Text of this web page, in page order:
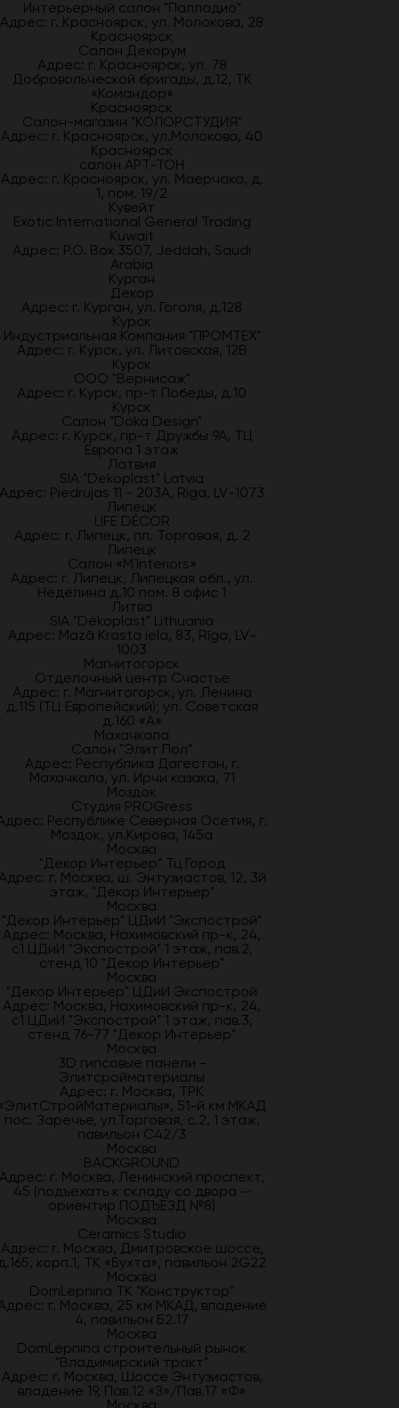
Интерьерный салон "Палладио"
Адрес: г. Красноярск, ул. Молокова, 28
Красноярск
Салон Декорум
Адрес: г. Красноярск, ул. 78
Добровольческой бригады, д.12, ТК
«Командор»
Красноярск
Салон-магазин "КОЛОРСТУДИЯ"
Адрес: г. Красноярск, ул.Молокова, 40
Красноярск
салон АРТ-ТОН
Адрес: г. Красноярск, ул. Маерчака, д.
1, пом. 19/2
Кувейт
Exotic International General Trading
Kuwait
Адрес: P.O. Box 3507, Jeddah, Saudi
Arabia
Курган
Декор
Адрес: г. Курган, ул. Гоголя, д.128
Курск
Индустриальная Компания "ПРОМТЕХ"
Адрес: г. Курск, ул. Литовская, 12В
Курск
ООО "Вернисаж"
Адрес: г. Курск, пр-т Победы, д.10
Курск
Салон "Doka Design"
Адрес: г. Курск, пр-т Дружбы 9А, ТЦ
Европа 1 этаж
Латвия
SIA "Dekoplast" Latvia
Адрес: Piedrujas 11 - 203A, Riga, LV-1073
Липецк
LIFE DÉCOR
Адрес: г. Липецк, пл. Торговая, д. 2
Липецк
Салон «M`Interiors»
Адрес: г. Липецк, Липецкая обл., ул.
Неделина д.10 пом. 8 офис 1
Литва
SIA "Dekoplast" Lithuania
Адрес: Mazā Krasta iela, 83, Rīga, LV-
1003
Магнитогорск
Отделочный центр Счастье
Адрес: г. Магнитогорск, ул. Ленина
д.115 (ТЦ Европейский); ул. Советская
д.160 «А»
Махачкала
Салон "Элит Пол"
Адрес: Республика Дагестан, г.
Махачкала, ул. Ирчи казака, 71
Моздок
Студия PROGress
Республике Северная Осетия, г.
Моздок, ул.Кирова, 145а
Москва
"Декор Интерьер" Тц Город
г. Москва, ш. Энтузиастов, 12, 3й
этаж, "Декор Интерьер"
Москва
"Декор Интерьер" ЦДиИ "Экспострой"
Адрес: Москва, Нахимовский пр-к, 24,
с1 ЦДиИ "Экспострой" 1 этаж, пав.2,
стенд 10 "Декор Интерьер"
Москва
"Декор Интерьер" ЦДиИ Экспострой
Адрес: Москва, Нахимовский пр-к, 24,
с1 ЦДиИ "Экспострой" 1 этаж, пав.3,
стенд 76-77 "Декор Интерьер"
Москва
3D гипсовые панели -
Элитсройматериалы
Адрес: г. Москва, ТРК
51-й км МКАД
пос. Заречье, ул.Торговая, с.2, 1 этаж,
павильон С42/3
Москва
BACKGROUND
Адрес: г. Москва, Ленинский проспект,
45 (подъехать к складу со двора —
ориентир ПОДЪЕЗД №8)
Москва
Ceramics Studio
Адрес: г. Москва, Дмитровское шоссе,
корп.1, ТК «Бухта», павильон 2G22
Москва
DomLepnina ТК "Конструктор"
г. Москва, 25 км МКАД, владение
4, павильон Б2.17
Москва
DomLepnina строительный рынок
"Владимирский тракт"
Адрес: г. Москва, Шоссе Энтузиастов,
владение 19, Пав.12 «З»/Пав.17 «Ф»